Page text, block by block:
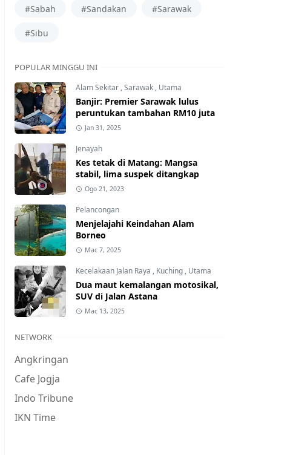
#Sabah #Sandakan #Sarawak
#Sibu
POPULAR MINGGU INI
Alam Sekitar ,Sarawak , Utama
Banjir: Premier Sarawak lulus
peruntukan tambahan RM10 juta
Jan 31, 2025
Jenayah
Kes tetak di Matang: Mangsa
stabil, lima suspek ditangkap
Ogo 21, 2023
Pelancongan
Menjelajahi Keindahan Alam
Borneo
Mac 7, 2025
Kecelakaan Jalan Raya , Kuching , Utama
Dua maut kemalangan motosikal,
SUV di Jalan Astana
Mac 13, 2025
NETWORK
Angkringan
Cafe Jogja
Indo Tribune
IKN Time